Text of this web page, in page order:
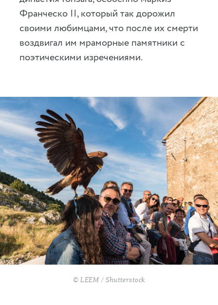
Франческо II, который так дорожил
своими любимцами, что после их смерти
воздвигал им мраморные памятники с
поэтическими изречениями.
© LEEM / Shutterstock